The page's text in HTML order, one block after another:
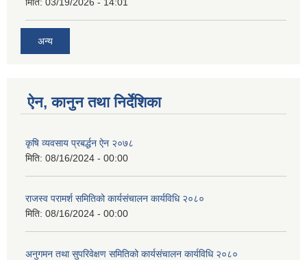
मिति: 03/19/2026 - 14:01
अन्य
ऐन, कानुन तथा निर्देशिका
कृषि व्यवसाय प्रबर्द्धन ऐन २०७८
मिति: 08/16/2024 - 00:00
राजस्व परामर्श समितिको कार्यसंचालन कार्यविधि २०८०
मिति: 08/16/2024 - 00:00
अनुगमन तथा सुपरिवेक्षण समितिको कार्यसंचालन कार्यविधि २०८०